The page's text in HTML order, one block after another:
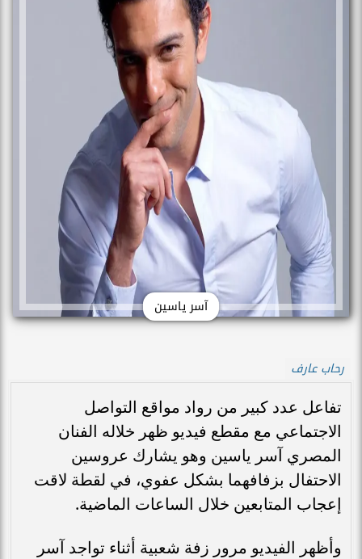
آسر ياسين
رحاب عارف
تفاعل عدد كبير من رواد مواقع التواصل
الاجتماعي مع مقطع فيديو ظهر خلاله الفنان
المصري آسر ياسين وهو يشارك عروسين
الاحتفال بزفافهما بشكل عفوي، في لقطة لاقت
إعجاب المتابعين خلال الساعات الماضية.
وأظهر الفيديو مرور زفة شعبية أثناء تواجد آسر